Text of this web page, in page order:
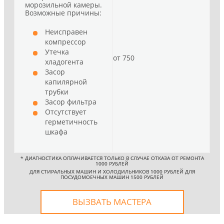
морозильной камеры.
Возможные причины:
Неисправен
компрессор
Утечка
хладогента
Засор
капилярной
трубки
Засор фильтра
Отсутствует
герметичность
шкафа
от 750
* ДИАГНОСТИКА ОПЛАЧИВАЕТСЯ ТОЛЬКО В СЛУЧАЕ ОТКАЗА ОТ РЕМОНТА
1000 РУБЛЕЙ
ДЛЯ СТИРАЛЬНЫХ МАШИН И ХОЛОДИЛЬНИКОВ 1000 РУБЛЕЙ ДЛЯ
ПОСУДОМОЕЧНЫХ МАШИН 1500 РУБЛЕЙ
ВЫЗВАТЬ МАСТЕРА